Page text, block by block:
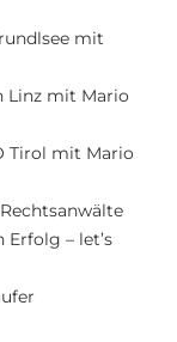
mit
Linz mit Mario
Tirol mit Mario
Erfolg – let’s